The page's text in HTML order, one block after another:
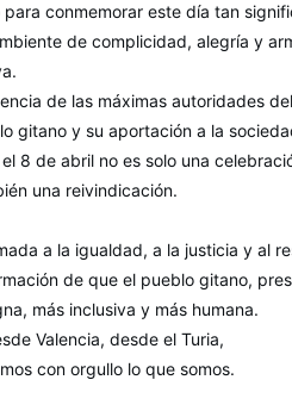
para conmemorar este día tan
de complicidad, alegría y
de las máximas autoridades
gitano y su aportación a la
8 de abril no es solo una
una reivindicación.
a la igualdad, a la justicia y al
de que el pueblo gitano,
más inclusiva y más humana.
Valencia, desde el Turia,
con orgullo lo que somos.